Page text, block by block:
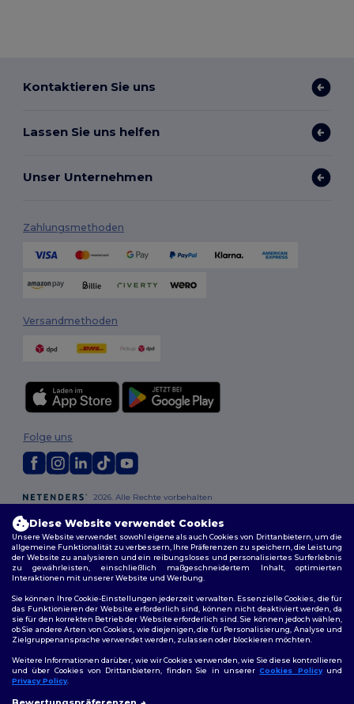
Kontaktieren Sie uns
Lassen Sie uns helfen
Unser Unternehmen
Zahlungsmethoden
Versandmethoden
2026. Alle Rechte vorbehalten
Datenschutzbestimmungen|Cookie-Richtlinie|
Folge uns
Berlin| Hamburg|München | Köln| Frankfurt | Essen | Dortmund|
Stuttgart|Düsseldorf| Bremen
Diese Website verwendet Cookies
Unsere Website verwendet sowohl eigene als auch Cookies von Drittanbietern, um die
allgemeine Funktionalität zu verbessern, Ihre Präferenzen zu speichern, die Leistung
der Website zu analysieren und ein reibungsloses und personalisiertes Surferlebnis
zu gewährleisten, einschließlich maßgeschneidertem Inhalt, optimierten
Interaktionen mit unserer Website und Werbung.
Sie können Ihre Cookie-Einstellungen jederzeit verwalten. Essenzielle Cookies, die für
das Funktionieren der Website erforderlich sind, können nicht deaktiviert werden, da
sie für den korrekten Betrieb der Website erforderlich sind. Sie können jedoch wählen,
ob Sie andere Arten von Cookies, wie diejenigen, die für Personalisierung, Analyse und
Zielgruppenansprache verwendet werden, zulassen oder blockieren möchten.
Weitere Informationen darüber, wie wir Cookies verwenden, wie Sie diese kontrollieren
und über Cookies von Drittanbietern, finden Sie in unsererCookies Policyund
Privacy Policy.